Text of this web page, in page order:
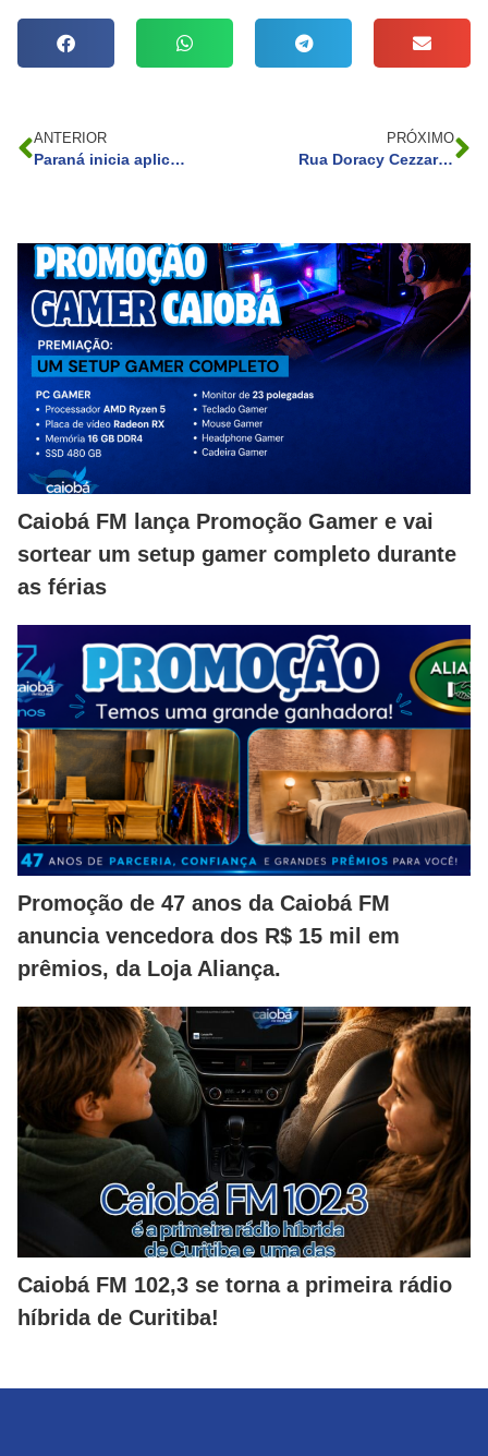
ANTERIOR
Paraná inicia aplicação da “Dose Zero” da vacina contra o sarampo para crianças menores de 1 ano
PRÓXIMO
Rua Doracy Cezzarino terá novo sentido de circulação a partir de quinta-feira (6)
Caiobá FM lança Promoção Gamer e vai
sortear um setup gamer completo durante
as férias
Promoção de 47 anos da Caiobá FM
anuncia vencedora dos R$ 15 mil em
prêmios, da Loja Aliança.
Caiobá FM 102,3 se torna a primeira rádio
híbrida de Curitiba!